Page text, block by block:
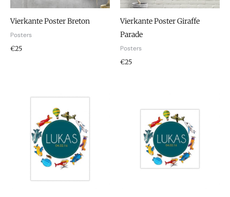
Vierkante Poster Breton
Posters
€25
Vierkante Poster Giraffe
Parade
Posters
€25